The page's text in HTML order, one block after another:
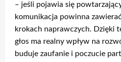
– jeśli pojawia się
komunikacja powinna
krokach naprawczych. Dzięki
głos ma realny wpływ na
buduje zaufanie i poczucie